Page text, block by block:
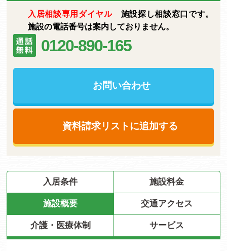
入居相談専用ダイヤル施設探し相談窓口です。
施設の電話番号は案内しておりません。
0120-890-165
お問い合わせ
資料請求リストに追加する
入居条件 施設料金
施設概要 交通アクセス
介護・医療体制 サービス